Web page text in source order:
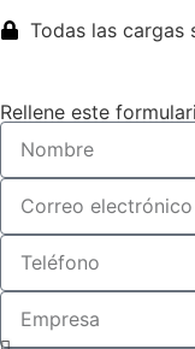
Todas las cargas
Rellene este